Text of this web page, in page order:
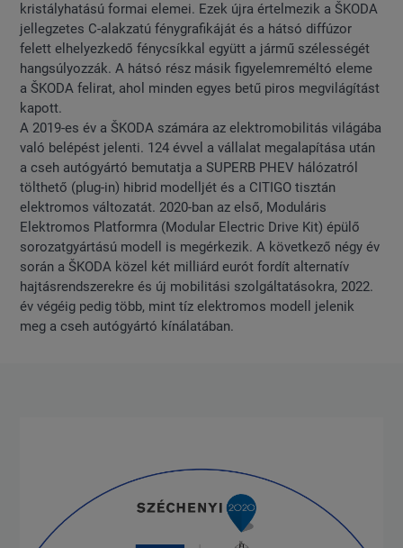
kristályhatású formai elemei. Ezek újra értelmezik a ŠKODA
jellegzetes C-alakzatú fénygrafikáját és a hátsó diffúzor
felett elhelyezkedő fénycsíkkal együtt a jármű szélességét
hangsúlyozzák. A hátsó rész másik figyelemreméltó eleme
a ŠKODA felirat, ahol minden egyes betű piros megvilágítást
kapott.
A 2019-es év a ŠKODA számára az elektromobilitás világába
való belépést jelenti. 124 évvel a vállalat megalapítása után
a cseh autógyártó bemutatja a SUPERB PHEV hálózatról
tölthető (plug-in) hibrid modelljét és a CITIGO tisztán
elektromos változatát. 2020-ban az első, Moduláris
Elektromos Platformra (Modular Electric Drive Kit) épülő
sorozatgyártású modell is megérkezik. A következő négy év
során a ŠKODA közel két milliárd eurót fordít alternatív
hajtásrendszerekre és új mobilitási szolgáltatásokra, 2022.
év végéig pedig több, mint tíz elektromos modell jelenik
meg a cseh autógyártó kínálatában.